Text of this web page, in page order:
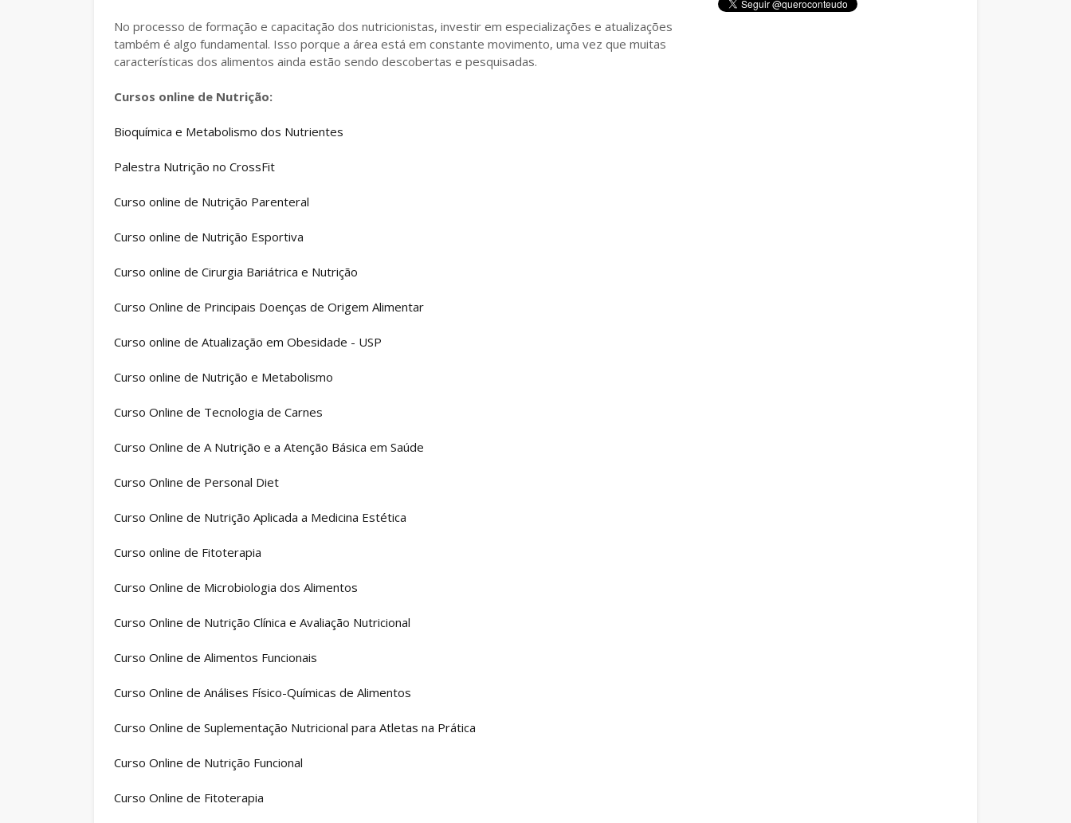
No processo de formação e capacitação dos nutricionistas, investir em especializações e atualizações
também é algo fundamental. Isso porque a área está em constante movimento, uma vez que muitas
características dos alimentos ainda estão sendo descobertas e pesquisadas.
Cursos online de Nutrição:
Bioquímica e Metabolismo dos Nutrientes
Palestra Nutrição no CrossFit
Curso online de Nutrição Parenteral
Curso online de Nutrição Esportiva
Curso online de Cirurgia Bariátrica e Nutrição
Curso Online de Principais Doenças de Origem Alimentar
Curso online de Atualização em Obesidade - USP
Curso online de Nutrição e Metabolismo
Curso Online de Tecnologia de Carnes
Curso Online de A Nutrição e a Atenção Básica em Saúde
Curso Online de Personal Diet
Curso Online de Nutrição Aplicada a Medicina Estética
Curso online de Fitoterapia
Curso Online de Microbiologia dos Alimentos
Curso Online de Nutrição Clínica e Avaliação Nutricional
Curso Online de Alimentos Funcionais
Curso Online de Análises Físico-Químicas de Alimentos
Curso Online de Suplementação Nutricional para Atletas na Prática
Curso Online de Nutrição Funcional
Curso Online de Fitoterapia